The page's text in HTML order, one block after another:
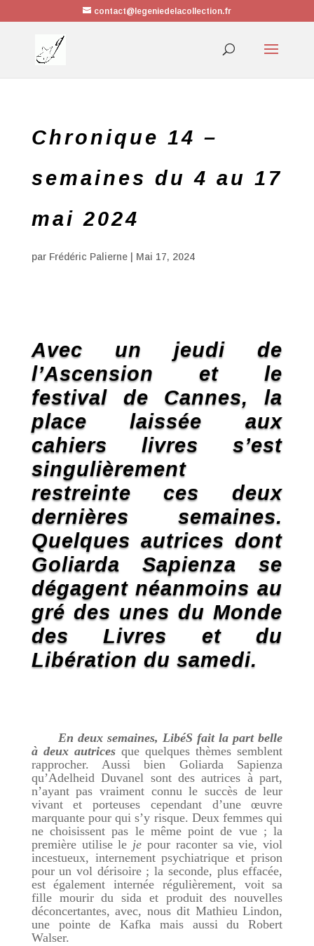
contact@legeniedelacollection.fr
Chronique 14 –
semaines du 4 au 17
mai 2024
par Frédéric Palierne| Mai 17, 2024
Avec un jeudi de
l’Ascension et le
festival de Cannes, la
place laissée aux
cahiers livres s’est
singulièrement
restreinte ces deux
dernières semaines.
Quelques autrices dont
Goliarda Sapienza se
dégagent néanmoins au
gré des unes du Monde
des Livres et du
Libération du samedi.
En deux semaines, LibéS fait la part belle
à deux autricesque quelques thèmes semblent
rapprocher. Aussi bien Goliarda Sapienza
qu’Adelheid Duvanel sont des autrices à part,
n’ayant pas vraiment connu le succès de leur
vivant et porteuses cependant d’une œuvre
marquante pour qui s’y risque. Deux femmes qui
ne choisissent pas le même point de vue ; la
première utilise le jepour raconter sa vie, viol
incestueux, internement psychiatrique et prison
pour un vol dérisoire ; la seconde, plus effacée,
est également internée régulièrement, voit sa
fille mourir du sida et produit des nouvelles
déconcertantes, avec, nous dit Mathieu Lindon,
une pointe de Kafka mais aussi du Robert
Walser.